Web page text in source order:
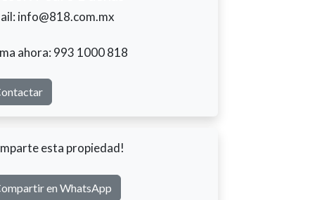
info@818.com.mx
ahora: 993 1000 818
esta propiedad!
en WhatsApp